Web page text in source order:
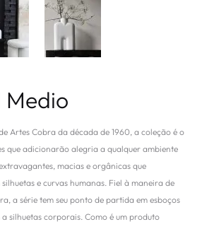
Medio
Artes Cobra da década de 1960, a coleção é o
que adicionarão alegria a qualquer ambiente
macias e orgânicas que
e curvas humanas. Fiel à maneira de
a série tem seu ponto de partida em esboços
silhuetas corporais. Como é um produto